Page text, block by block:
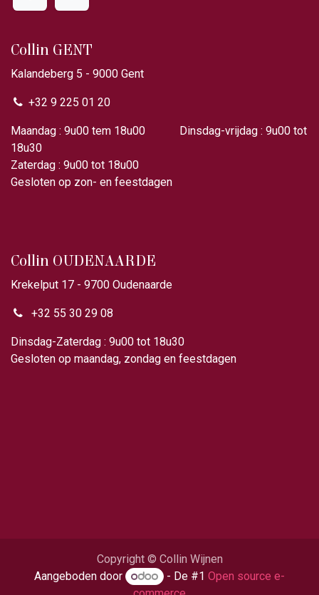
Collin GENT
Kalandeberg 5 - 9000 Gent​
+32 9 225 01 20
Maandag : 9u00 tem 18u00 Dinsdag-vrijdag : 9u00 tot
18u30
Zaterdag : 9u00 tot 18u00
Gesloten op zon- en feestdagen
Collin OUDENAARDE
Krekelput 17 - 9700 Oudenaarde
+32 55 30 29 08
Dinsdag-Zaterdag : 9u00 tot 18u30
Gesloten op maandag, zondag en feestdagen
Copyright © Collin Wijnen
Aangeboden door
- De #1Open source e-